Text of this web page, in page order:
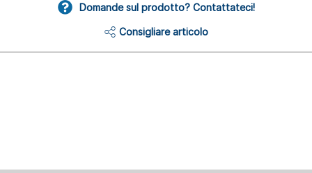
Domande sul prodotto? Contattateci!
Consigliare articolo